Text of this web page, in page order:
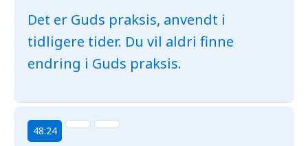
Det er Guds praksis, anvendt i
tidligere tider. Du vil aldri finne
endring i Guds praksis.
48:24